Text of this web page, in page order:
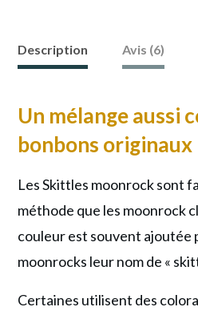
moonrock
Description Avis (6)
Un mélange aussi
bonbons originaux
Les Skittles moonrock sont
méthode que les moonrock
couleur est souvent ajoutée
moonrocks leur nom de «
Certaines utilisent des